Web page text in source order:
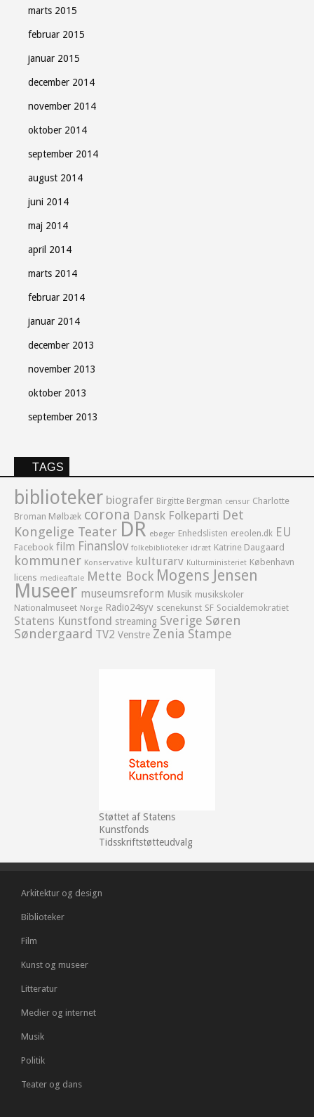
marts 2015
februar 2015
januar 2015
december 2014
november 2014
oktober 2014
september 2014
august 2014
juni 2014
maj 2014
april 2014
marts 2014
februar 2014
januar 2014
december 2013
november 2013
oktober 2013
september 2013
TAGS
biblioteker biografer Birgitte Bergman censur Charlotte
Broman Mølbæk corona Dansk Folkeparti Det
Kongelige Teater DR ebøger Enhedslisten ereolen.dk EU
Facebook film Finanslov folkebiblioteker idræt Katrine Daugaard
kommuner Konservative kulturarv Kulturministeriet København
licens medieaftale Mette Bock Mogens Jensen
Museer museumsreform Musik musikskoler
Nationalmuseet Norge Radio24syv scenekunst SF Socialdemokratiet
Statens Kunstfond streaming Sverige Søren
Søndergaard TV2 Venstre Zenia Stampe
Støttet af Statens
Kunstfonds
Tidsskriftstøtteudvalg
Arkitektur og design
Biblioteker
Film
Kunst og museer
Litteratur
Medier og internet
Musik
Politik
Teater og dans